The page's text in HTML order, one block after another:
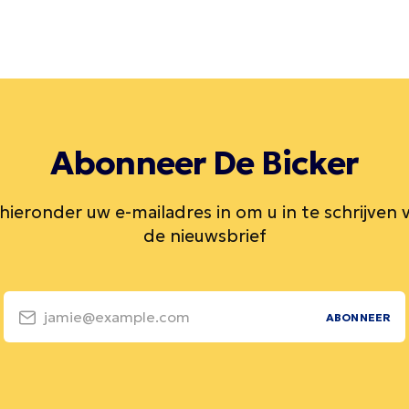
Abonneer De Bicker
uw e-mailadres in om u in te schrijven
de nieuwsbrief
jamie@example.com ABONNEER